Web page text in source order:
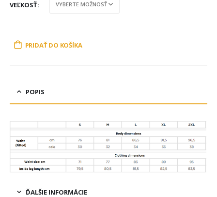
VEĽKOSŤ
PRIDAŤ DO KOŠÍKA
POPIS
ĎALŠIE INFORMÁCIE